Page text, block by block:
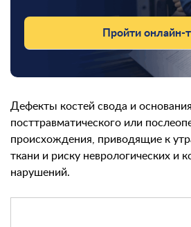
Пройти онлайн-
Дефекты костей свода и
посттравматического или
происхождения, приводящие к
ткани и риску неврологических и
нарушений.